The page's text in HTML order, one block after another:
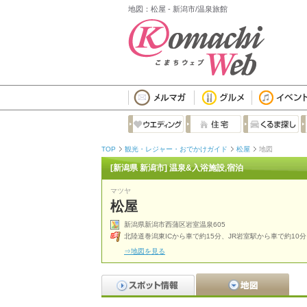
地図：松屋 - 新潟市/温泉旅館
TOP 観光・レジャー・おでかけガイド 松屋 地図
[新潟県 新潟市] 温泉&入浴施設,宿泊
マツヤ
松屋
新潟県新潟市西蒲区岩室温泉605
北陸道巻潟東ICから車で約15分、JR岩室駅から車で約10分
⇒地図を見る